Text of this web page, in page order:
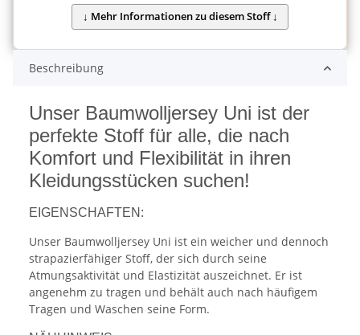
Beschreibung
Unser Baumwolljersey Uni ist der
perfekte Stoff für alle, die nach
Komfort und Flexibilität in ihren
Kleidungsstücken suchen!
EIGENSCHAFTEN:
Unser Baumwolljersey Uni ist ein weicher und dennoch
strapazierfähiger Stoff, der sich durch seine
Atmungsaktivität und Elastizität auszeichnet. Er ist
angenehm zu tragen und behält auch nach häufigem
Tragen und Waschen seine Form.